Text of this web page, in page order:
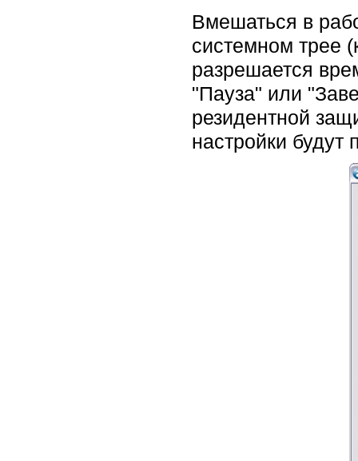
Вмешаться в
системном трее
разрешается
"Пауза" или
резидентной
настройки